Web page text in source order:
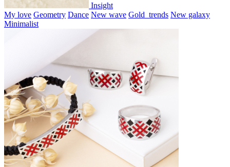
Insight
My love Geometry Dance New wave Gold_trends New galaxy
Minimalist